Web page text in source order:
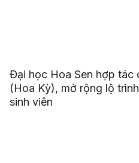
Đại học Hoa Sen hợp tác
(Hoa Kỳ), mở rộng lộ
sinh viên